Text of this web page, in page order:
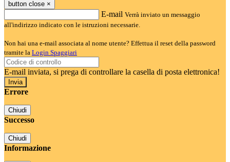
button close ×
E-mail Verrà inviato un messaggio
all'indirizzo indicato con le istruzioni necessarie.
Non hai una e-mail associata al nome utente? Effettua il reset della password
tramite la Login Spaggiari
E-mail inviata, si prega di controllare la casella di posta elettronica!
Errore
Chiudi
Successo
Chiudi
Informazione